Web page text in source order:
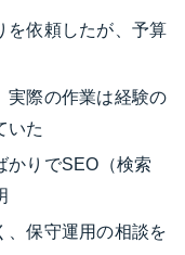
を依頼したが、予算
実際の作業は経験の
いた
かりでSEO（検索
、保守運用の相談を